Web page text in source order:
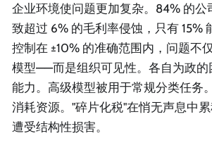
企业环境使问题更加复杂。84% 的公
致超过 6% 的毛利率侵蚀，只有 15%
控制在 ±10% 的准确范围内，问题不
模型——而是组织可见性。各自为政的
能力。高级模型被用于常规分类任务
消耗资源。"碎片化税"在悄无声息中
遭受结构性损害。